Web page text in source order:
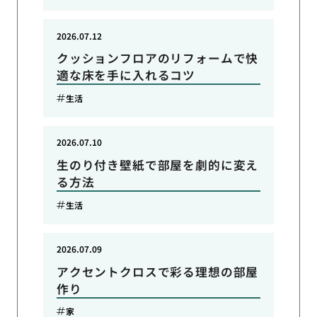
クッションフロアのリフォームで快
適な床を手に入れるコツ
2026.07.12
生活
生のり付き壁紙で部屋を劇的に変え
る方法
2026.07.10
生活
アクセントクロスで彩る理想の部屋
作り
2026.07.09
家